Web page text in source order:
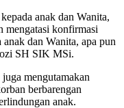
anak dan Wanita,
mengatasi konfirmasi
dan Wanita, apa pun
SH SIK MSi.
mengutamakan
berbarengan
anak.